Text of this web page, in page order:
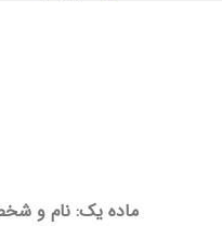
ماده یک: نام و